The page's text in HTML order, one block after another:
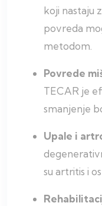
koji nastaju
povreda
metodom.
Povrede
TECAR je
smanjenje
Upale i
su artritis i